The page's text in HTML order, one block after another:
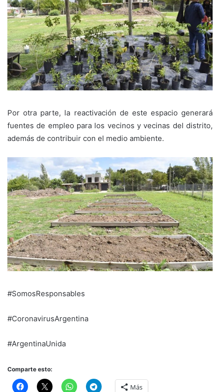
Por otra parte, la reactivación de este espacio generará
fuentes de empleo para los vecinos y vecinas del distrito,
además de contribuir con el medio ambiente.
#SomosResponsables
#CoronavirusArgentina
#ArgentinaUnida
Comparte esto:
Más